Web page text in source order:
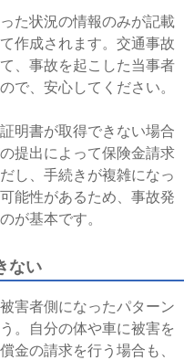
た状況の情報のみが記載
作成されます。交通事故
、事故を起こした当事者
で、安心してください。
明書が取得できない場合
提出によって保険金請求
し、手続きが複雑になっ
能性があるため、事故発
が基本です。
ない
害者側になったパターン
。自分の体や車に被害を
金の請求を行う場合も、